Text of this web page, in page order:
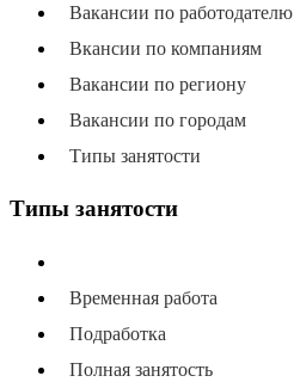
Вакансии по работодателю
Вкансии по компаниям
Вакансии по региону
Вакансии по городам
Типы занятости
Типы занятости
Временная работа
Подработка
Полная занятость